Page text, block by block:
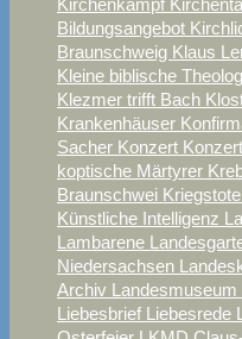
Kirchenkampf
Bildungsangebot
Braunschweig Klaus
Kleine biblische
Klezmer trifft Bach
Krankenhäuser
Sacher Konzert
koptische Märtyrer
Braunschwei
Künstliche Intelligenz
Lambarene
Niedersachsen
Archiv
Liebesbrief Liebesrede